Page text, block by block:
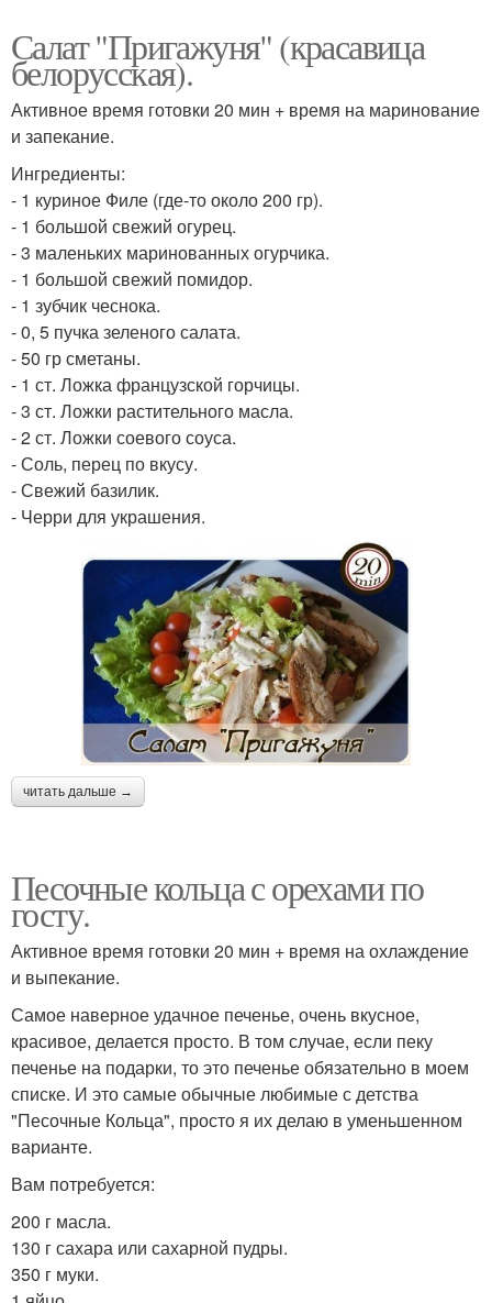
Салат "Пригажуня" (красавица
белорусская).
Активное время готовки 20 мин + время на маринование
и запекание.
Ингредиенты:
- 1 куриное Филе (где-то около 200 гр).
- 1 большой свежий огурец.
- 3 маленьких маринованных огурчика.
- 1 большой свежий помидор.
- 1 зубчик чеснока.
- 0, 5 пучка зеленого салата.
- 50 гр сметаны.
- 1 ст. Ложка французской горчицы.
- 3 ст. Ложки растительного масла.
- 2 ст. Ложки соевого соуса.
- Соль, перец по вкусу.
- Свежий базилик.
- Черри для украшения.
читать дальше →
Песочные кольца с орехами по
госту.
Активное время готовки 20 мин + время на охлаждение
и выпекание.
Самое наверное удачное печенье, очень вкусное,
красивое, делается просто. В том случае, если пеку
печенье на подарки, то это печенье обязательно в моем
списке. И это самые обычные любимые с детства
"Песочные Кольца", просто я их делаю в уменьшенном
варианте.
Вам потребуется:
200 г масла.
130 г сахара или сахарной пудры.
350 г муки.